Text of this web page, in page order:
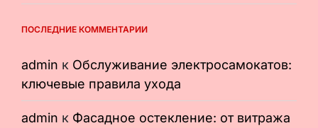
ПОСЛЕДНИЕ КОММЕНТАРИИ
admin к Обслуживание электросамокатов:
ключевые правила ухода
admin к Фасадное остекление: от витража